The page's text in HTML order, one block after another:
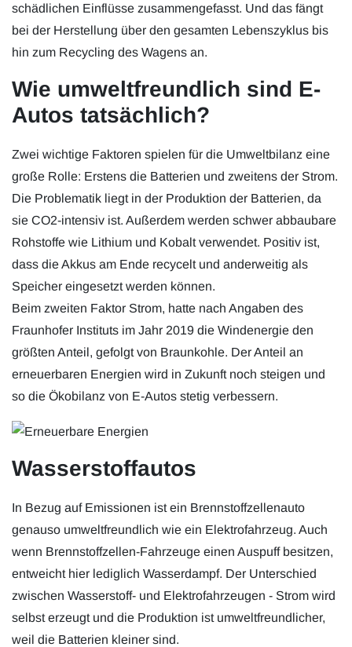
schädlichen Einflüsse zusammengefasst. Und das fängt
bei der Herstellung über den gesamten Lebenszyklus bis
hin zum Recycling des Wagens an.
Wie umweltfreundlich sind E-
Autos tatsächlich?
Zwei wichtige Faktoren spielen für die Umweltbilanz eine
große Rolle: Erstens die Batterien und zweitens der Strom.
Die Problematik liegt in der Produktion der Batterien, da
sie CO2-intensiv ist. Außerdem werden schwer abbaubare
Rohstoffe wie Lithium und Kobalt verwendet. Positiv ist,
dass die Akkus am Ende recycelt und anderweitig als
Speicher eingesetzt werden können.
Beim zweiten Faktor Strom, hatte nach Angaben des
Fraunhofer Instituts im Jahr 2019 die Windenergie den
größten Anteil, gefolgt von Braunkohle. Der Anteil an
erneuerbaren Energien wird in Zukunft noch steigen und
so die Ökobilanz von E-Autos stetig verbessern.
Wasserstoffautos
In Bezug auf Emissionen ist ein Brennstoffzellenauto
genauso umweltfreundlich wie ein Elektrofahrzeug. Auch
wenn Brennstoffzellen-Fahrzeuge einen Auspuff besitzen,
entweicht hier lediglich Wasserdampf. Der Unterschied
zwischen Wasserstoff- und Elektrofahrzeugen - Strom wird
selbst erzeugt und die Produktion ist umweltfreundlicher,
weil die Batterien kleiner sind.